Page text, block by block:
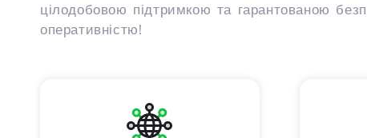
цілодобовою підтримкою та гарантованою
оперативністю!